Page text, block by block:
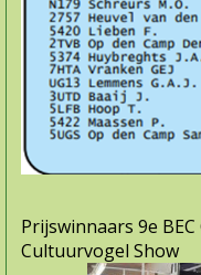
Prijswinnaars 9e
Cultuurvogel Show